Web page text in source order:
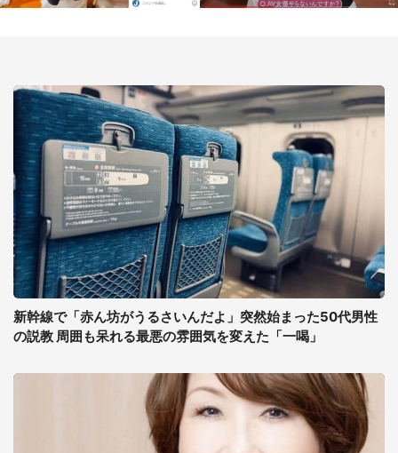
新幹線で「赤ん坊がうるさいんだよ」突然始まった50代男性
の説教 周囲も呆れる最悪の雰囲気を変えた「一喝」